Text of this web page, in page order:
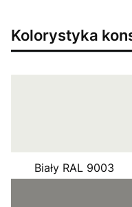
Kolorystyka
Biały RAL 9003